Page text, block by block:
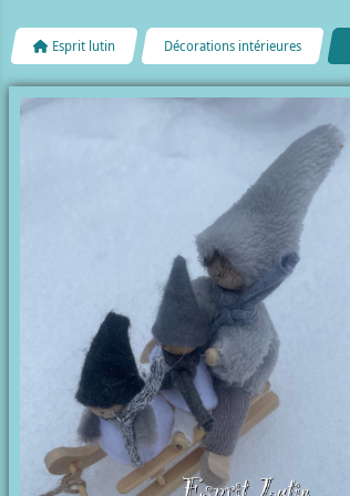
Esprit lutin Décorations intérieures